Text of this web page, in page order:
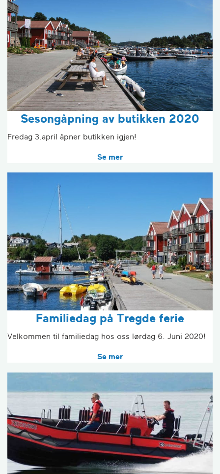
Sesongåpning av butikken 2020
Fredag 3.april åpner butikken igjen!
Se mer
Familiedag på Tregde ferie
Velkommen til familiedag hos oss lørdag 6. Juni 2020!
Se mer